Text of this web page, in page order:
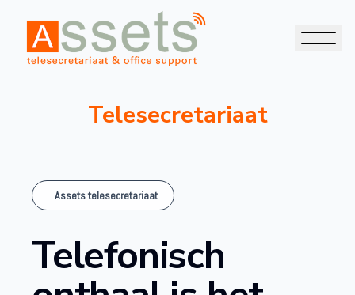
Telesecretariaat
Assets telesecretariaat
Telefonisch